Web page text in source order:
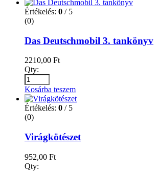
Értékelés: 0 / 5
(0)
Das Deutschmobil 3. tankönyv
2210,00 Ft
Qty:
Kosárba teszem
Értékelés: 0 / 5
(0)
Virágkötészet
952,00 Ft
Qty: